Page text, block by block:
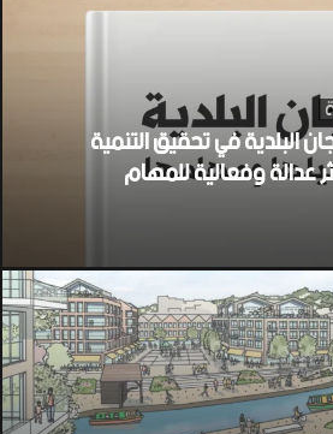
البلدية في تحقيق التنمية
عدالة وفعالية للمهام